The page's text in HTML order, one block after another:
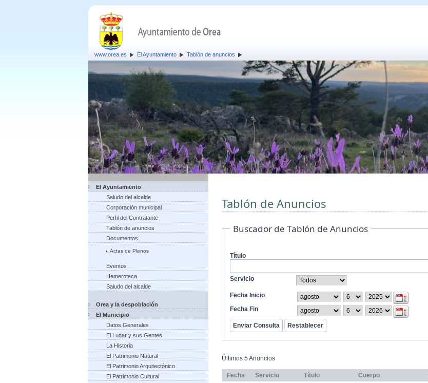
www.orea.es El Ayuntamiento Tablón de anuncios
El Ayuntamiento
Saludo del alcalde
Corporación municipal
Perfil del Contratante
Tablón de anuncios
Documentos
Actas de Plenos
Eventos
Hemeroteca
Saludo del alcalde
Orea y la despoblación
El Municipio
Datos Generales
El Lugar y sus Gentes
La Historia
El Patrimonio Natural
El Patrimonio Arquitectónico
El Patrimonio Cultural
Tablón de Anuncios
Buscador de Tablón de Anuncios
Título
Servicio
Fecha Inicio
Fecha Fin
Últimos 5 Anuncios
Fecha Servicio Título Cuerpo